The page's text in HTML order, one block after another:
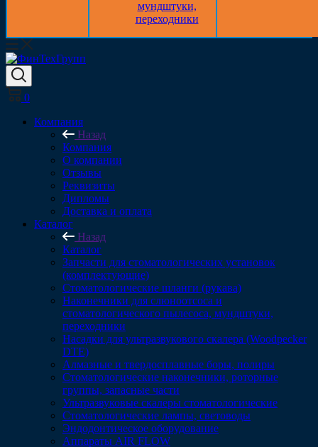
мундштуки,
переходники
0
Компания
Назад
Компания
О компании
Отзывы
Реквизиты
Дипломы
Доставка и оплата
Каталог
Назад
Каталог
Запчасти для стоматологических установок
(комплектующие)
Стоматологические шланги (рукава)
Наконечники для слюноотсоса и
стоматологического пылесоса, мундштуки,
переходники
Насадки для ультразвукового скалера (Woodpecker
DTE)
Алмазные и твердосплавные боры, полиры
Стоматологические наконечники, роторные
группы, запасные части
Ультразвуковые скалеры стоматологические
Стоматологические лампы, световоды
Эндодонтическое оборудование
Аппараты AIR FLOW